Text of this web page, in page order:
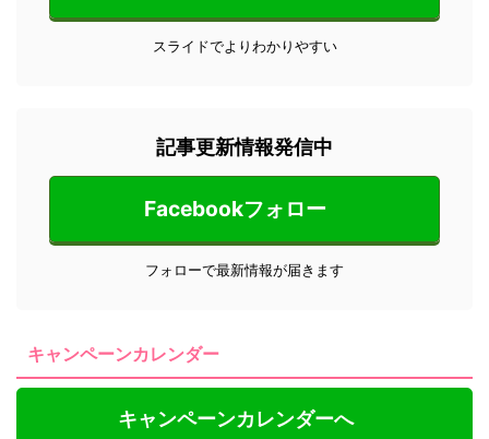
スライドでよりわかりやすい
記事更新情報発信中
Facebookフォロー
フォローで最新情報が届きます
キャンペーンカレンダー
キャンペーンカレンダーへ